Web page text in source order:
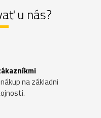
u nás?
na základni